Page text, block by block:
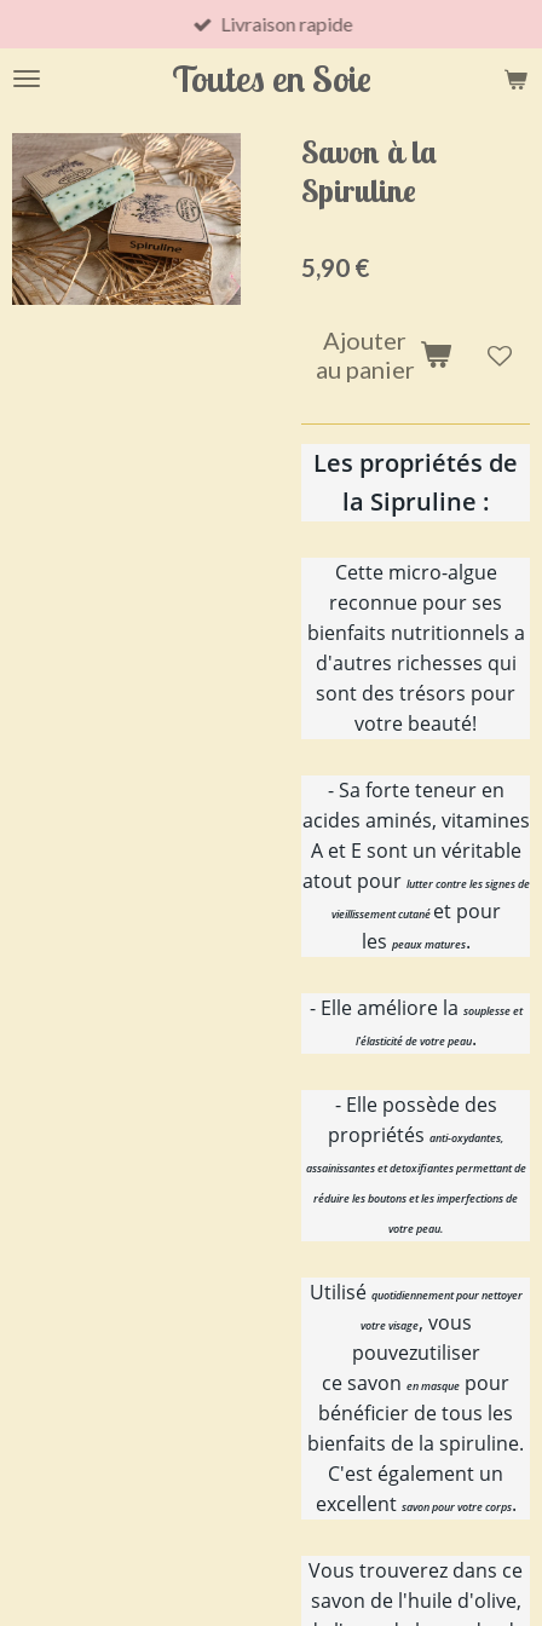
au
contenu
Toutes en Soie
Livraison rapide
Savon à la
Spiruline
5,90 €
Ajouter
au panier
Les propriétés de
la Sipruline :
Cette micro-algue
reconnue pour ses
bienfaits nutritionnels a
d'autres richesses qui
sont des trésors pour
votre beauté!
- Sa forte teneur en
acides aminés, vitamines
A et E sont un véritable
atout pour lutter contre les signes de
vieillissement cutané et pour
les peaux matures.
- Elle améliore la souplesse et
l'élasticité de votre peau.
- Elle possède des
propriétés anti-oxydantes,
assainissantes et detoxifiantes permettant de
réduire les boutons et les imperfections de
votre peau.
Utilisé quotidiennement pour nettoyer
votre visage, vous
pouvezutiliser
ce savon en masque pour
bénéficier de tous les
bienfaits de la spiruline.
C'est également un
excellent savon pour votre corps.
Vous trouverez dans ce
savon de l'huile d'olive,